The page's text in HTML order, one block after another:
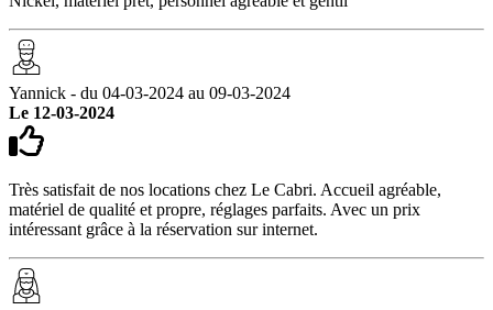
Yannick - du 04-03-2024 au 09-03-2024
Le 12-03-2024
Très satisfait de nos locations chez Le Cabri. Accueil agréable,
matériel de qualité et propre, réglages parfaits. Avec un prix
intéressant grâce à la réservation sur internet.